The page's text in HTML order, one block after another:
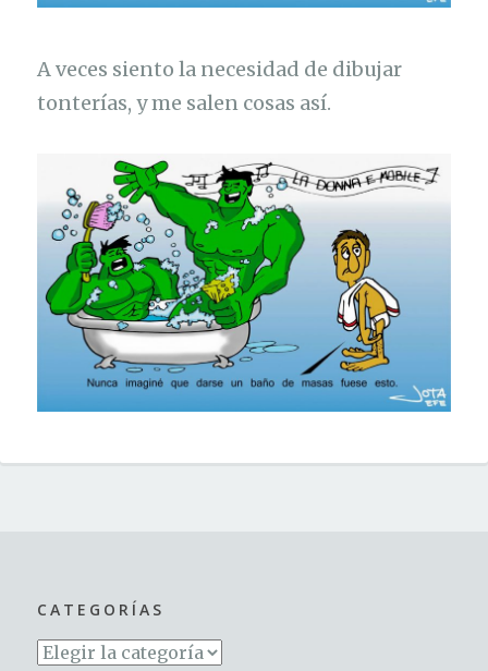
A veces siento la necesidad de dibujar
tonterías, y me salen cosas así.
CATEGORÍAS
Categorías